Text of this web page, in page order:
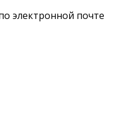
электронной почте